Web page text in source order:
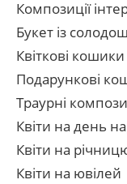
Композиції
Букет із
Квіткові кошики
Подарункові
Траурні
Квіти на день
Квіти на
Квіти на ювілей